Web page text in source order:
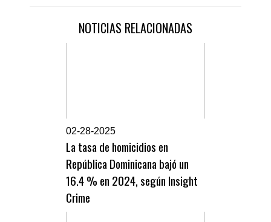
NOTICIAS RELACIONADAS
02-28-2025
La tasa de homicidios en
República Dominicana bajó un
16.4 % en 2024, según Insight
Crime